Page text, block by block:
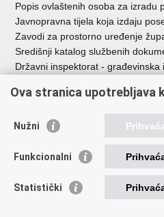
Popis ovlaštenih osoba za izradu
Javnopravna tijela koja izdaju
Zavodi za prostorno uređenje
Središnji katalog službenih
Državni inspektorat - građevinska
Vlada Republike Hrvatske
Agencija za pravni promet i
Fond za zaštitu okoliša i
Ova stranica upotrebljava
Nužni
Funkcionalni
Statistički